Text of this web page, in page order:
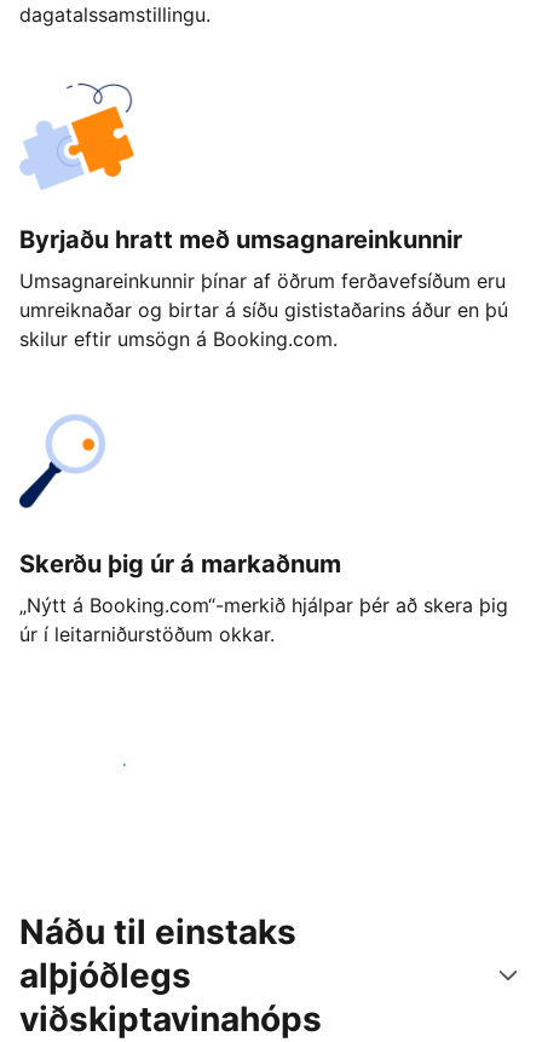
dagatalssamstillingu.
Byrjaðu hratt með umsagnareinkunnir
Umsagnareinkunnir þínar af öðrum ferðavefsíðum eru
umreiknaðar og birtar á síðu gististaðarins áður en þú
skilur eftir umsögn á Booking.com.
Skerðu þig úr á markaðnum
„Nýtt á Booking.com“-merkið hjálpar þér að skera þig
úr í leitarniðurstöðum okkar.
Byrjaðu strax í dag
Náðu til einstaks
alþjóðlegs
viðskiptavinahóps